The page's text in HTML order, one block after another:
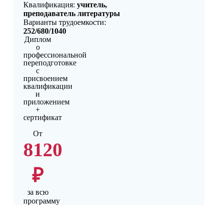
Квалификация: учитель,
преподаватель литературы
Варианты трудоемкости:
252/680/1040
Диплом
о
профессиональной
переподготовке
с
присвоением
квалификации
и
приложением
+
сертификат
От
8120
₽
за всю
программу